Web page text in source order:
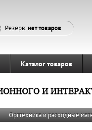
Резерв:нет товаров
Каталог товаров
Оргтехника и расходные